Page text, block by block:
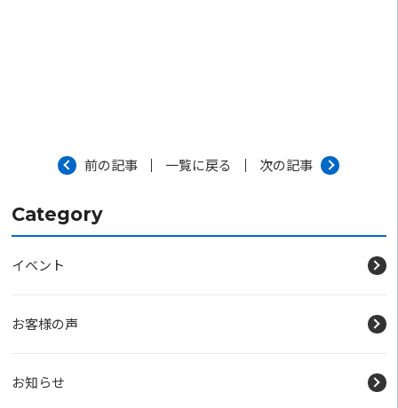
前の記事 一覧に戻る 次の記事
Category
イベント
お客様の声
お知らせ